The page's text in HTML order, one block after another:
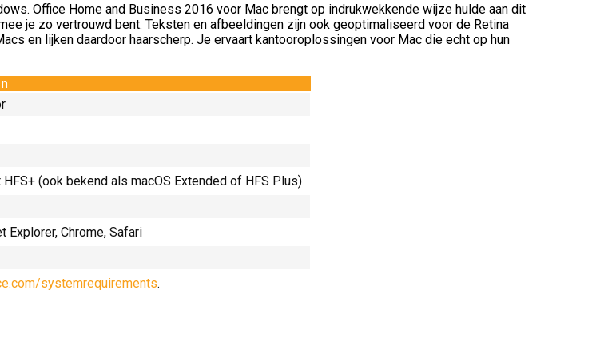
Office Home and Business 2016 voor Mac brengt op indrukwekkende wijze hulde aan dit
je zo vertrouwd bent. Teksten en afbeeldingen zijn ook geoptimaliseerd voor de Retina
en lijken daardoor haarscherp. Je ervaart kantooroplossingen voor Mac die echt op hun
(ook bekend als macOS Extended of HFS Plus)
Chrome, Safari
systemrequirements.